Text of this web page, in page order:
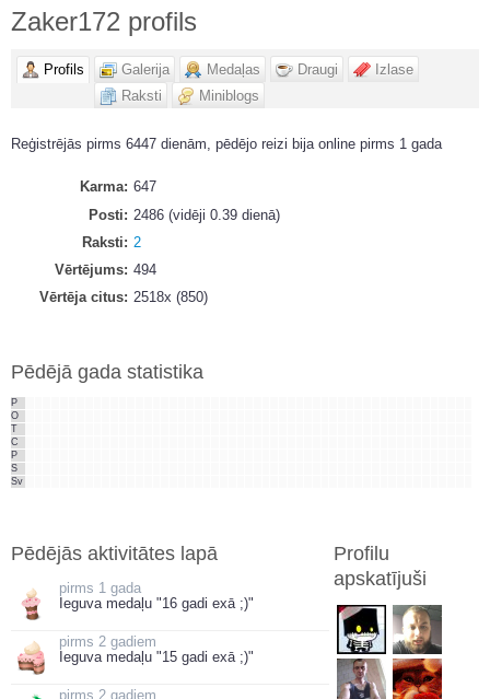
Zaker172 profils
Profils Galerija Medaļas Draugi
Izlase
Raksti
Miniblogs
Reģistrējās pirms 6447 dienām, pēdējo reizi bija online pirms 1 gada
Karma
647
Posti
2486 (vidēji 0.39 dienā)
Raksti
2
Vērtējums
494
Vērtēja citus
2518x (850)
Pēdējā gada statistika
P
O
T
C
P
S
Sv
Pēdējās aktivitātes lapā
1 gada
Ieguva medaļu "16 gadi exā ;)"
2 gadiem
Ieguva medaļu "15 gadi exā ;)"
2 gadiem
Profilu
apskatījuši